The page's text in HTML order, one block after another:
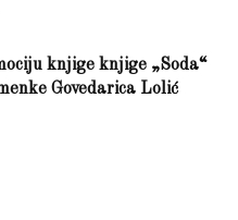
knjige knjige „Soda“
Govedarica Lolić